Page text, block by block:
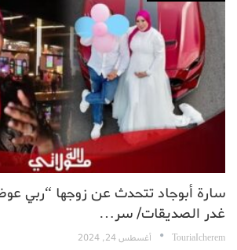
سارة أبوجاد تتحدث عن زوجها “ربي
غدر الصديقات/ سر…
TouriaIcherem أغسطس 24, 2024